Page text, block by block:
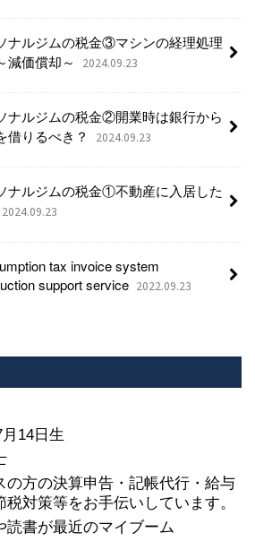
ナルジムの税金③マシンの経理処理
減価償却～
2024.09.23
ナルジムの税金②開業時は銀行から
借りるべき？
2024.09.23
ナルジムの税金①不動産に入居した
2024.09.23
tax invoice system
support service 2022.09.23
14日生
の方の決算申告・記帳代行・給与
対策等をお手伝いしています。
読書が最近のマイブーム